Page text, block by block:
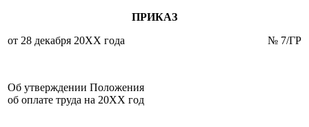
ПРИКАЗ
от 28 декабря 20ХХ года
№ 7/ГР
Об утверждении Положения
об оплате труда на 20ХХ год